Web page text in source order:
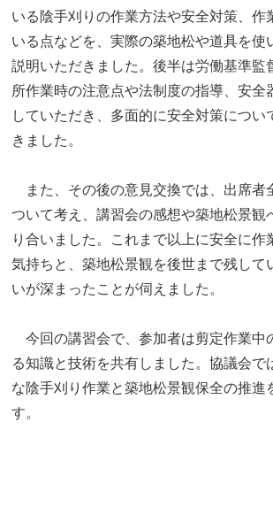
いる陰手刈りの作業方法や安全対策、作
いる点などを、実際の築地松や道具を使
説明いただきました。後半は労働基準監
所作業時の注意点や法制度の指導、安全
していただき、多面的に安全対策につい
きました。
また、その後の意見交換では、出席者
ついて考え、講習会の感想や築地松景観
り合いました。これまで以上に安全に作
気持ちと、築地松景観を後世まで残して
いが深まったことが伺えました。
今回の講習会で、参加者は剪定作業中
る知識と技術を共有しました。協議会で
な陰手刈り作業と築地松景観保全の推進
す。